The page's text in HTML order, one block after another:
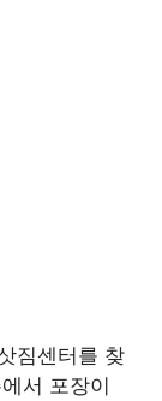
짐센터를 찾
서 포장이